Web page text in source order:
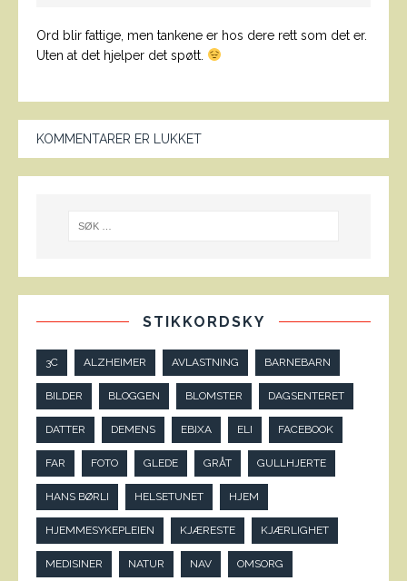
Ord blir fattige, men tankene er hos dere rett som det er.
Uten at det hjelper det spøtt.
KOMMENTARER ER LUKKET
STIKKORDSKY
3C ALZHEIMER AVLASTNING BARNEBARN
BILDER BLOGGEN BLOMSTER DAGSENTERET
DATTER DEMENS EBIXA ELI FACEBOOK
FAR FOTO GLEDE GRÅT GULLHJERTE
HANS BØRLI HELSETUNET HJEM
HJEMMESYKEPLEIEN KJÆRESTE KJÆRLIGHET
MEDISINER NATUR NAV OMSORG